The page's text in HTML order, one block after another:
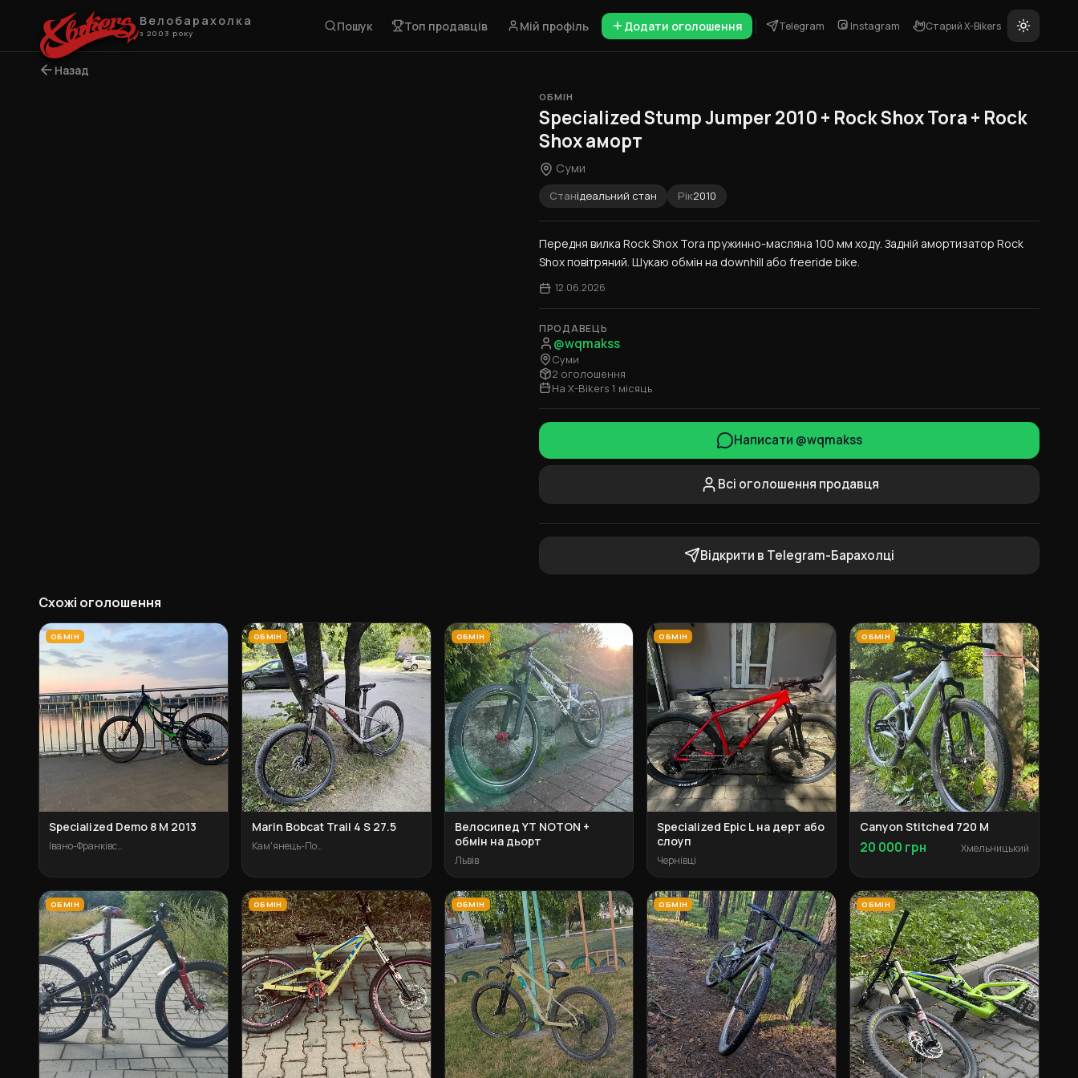
Велобарахолка
з 2003 року Пошук Топ продавців Мій профіль Додати оголошення Telegram Instagram Старий X-Bikers
Назад
ОБМІН
Specialized Stump Jumper 2010 + Rock Shox Tora + Rock
Shox аморт
Суми
Станідеальний стан Рік2010
Передня вилка Rock Shox Tora пружинно-масляна 100 мм ходу. Задній амортизатор Rock
Shox повітряний. Шукаю обмін на downhill або freeride bike.
12.06.2026
ПРОДАВЕЦЬ
@wqmakss
Суми
2 оголошення
На X-Bikers 1 місяць
Написати @wqmakss
Всі оголошення продавця
Відкрити в Telegram-Барахолці
Схожі оголошення
ОБМІН
Specialized Demo 8 M 2013
Івано-Франківськ
ОБМІН
Marin Bobcat Trail 4 S 27.5
Кам'янець-Подільський
ОБМІН
Велосипед YT NOTON +
обмін на дьорт
Львів
ОБМІН
Specialized Epic L на дерт або
слоуп
Чернівці
ОБМІН
Canyon Stitched 720 M
20 000 грн Хмельницький
ОБМІН ОБМІН ОБМІН ОБМІН ОБМІН